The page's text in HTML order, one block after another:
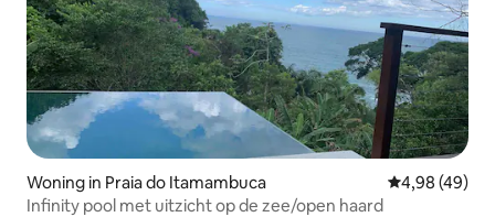
Woning in Praia do Itamambuca Gemiddelde
4,98 (49)
Infinity pool met uitzicht op de zee/open haard